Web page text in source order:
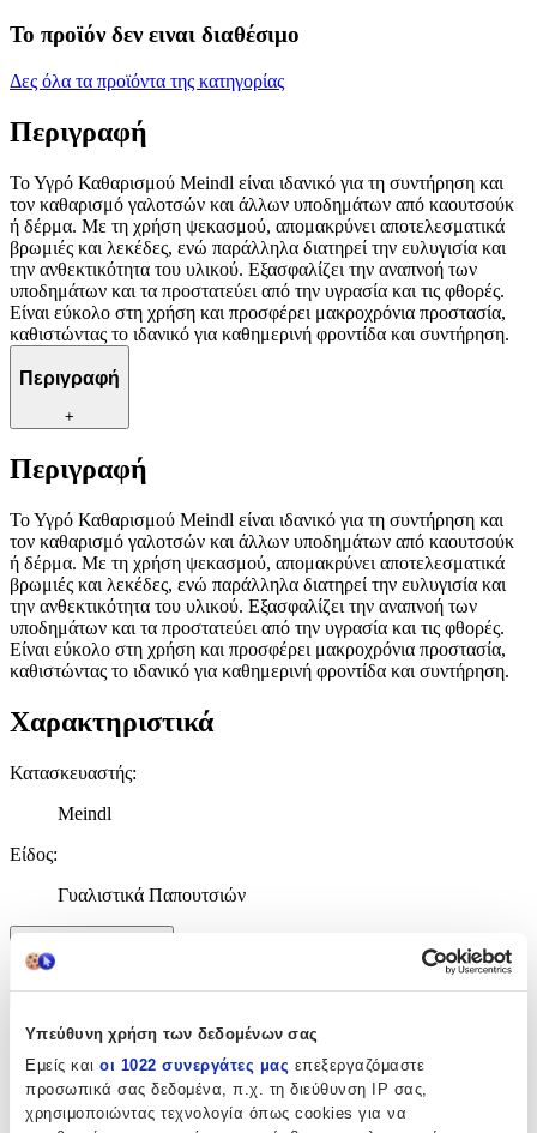
Υπεύθυνη χρήση των δεδομένων σας
Εμείς και οι 1022 συνεργάτες μας επεξεργαζόμαστε
προσωπικά σας δεδομένα, π.χ. τη διεύθυνση IP σας,
χρησιμοποιώντας τεχνολογία όπως cookies για να
Το προϊόν δεν ειναι διαθέσιμο
Δες όλα τα προϊόντα της κατηγορίας
Περιγραφή
Το Υγρό Καθαρισμού Meindl είναι ιδανικό για τη συντήρηση και
τον καθαρισμό γαλοτσών και άλλων υποδημάτων από καουτσούκ
ή δέρμα. Με τη χρήση ψεκασμού, απομακρύνει αποτελεσματικά
βρωμιές και λεκέδες, ενώ παράλληλα διατηρεί την ευλυγισία και
την ανθεκτικότητα του υλικού. Εξασφαλίζει την αναπνοή των
υποδημάτων και τα προστατεύει από την υγρασία και τις φθορές.
Είναι εύκολο στη χρήση και προσφέρει μακροχρόνια προστασία,
καθιστώντας το ιδανικό για καθημερινή φροντίδα και συντήρηση.
Περιγραφή
+
Περιγραφή
Το Υγρό Καθαρισμού Meindl είναι ιδανικό για τη συντήρηση και
τον καθαρισμό γαλοτσών και άλλων υποδημάτων από καουτσούκ
ή δέρμα. Με τη χρήση ψεκασμού, απομακρύνει αποτελεσματικά
βρωμιές και λεκέδες, ενώ παράλληλα διατηρεί την ευλυγισία και
την ανθεκτικότητα του υλικού. Εξασφαλίζει την αναπνοή των
υποδημάτων και τα προστατεύει από την υγρασία και τις φθορές.
Είναι εύκολο στη χρήση και προσφέρει μακροχρόνια προστασία,
καθιστώντας το ιδανικό για καθημερινή φροντίδα και συντήρηση.
Χαρακτηριστικά
Κατασκευαστής:
Meindl
Είδος:
Γυαλιστικά Παπουτσιών
Χαρακτηριστικά
+
Χαρακτηριστικά
Κατασκευαστής: